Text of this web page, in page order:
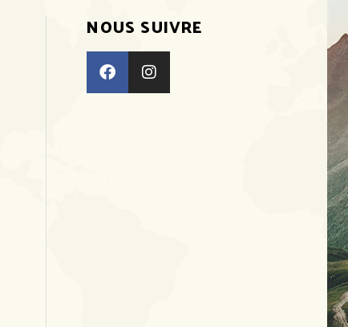
NOUS SUIVRE